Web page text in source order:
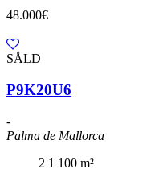
48.000€
SÅLD
P9K20U6
-
Palma de Mallorca
2 1 100 m²